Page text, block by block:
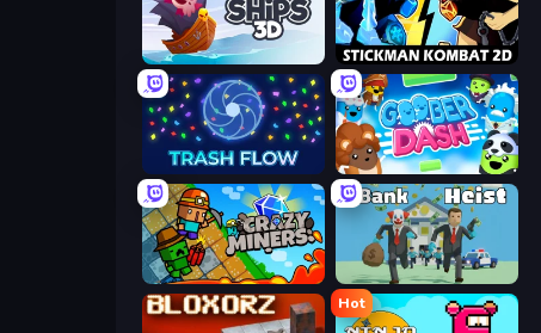
Ships 3D Stickman Kombat 2D
Trash Flow Goober Dash
Crazy Miners Bank Heist
Hot